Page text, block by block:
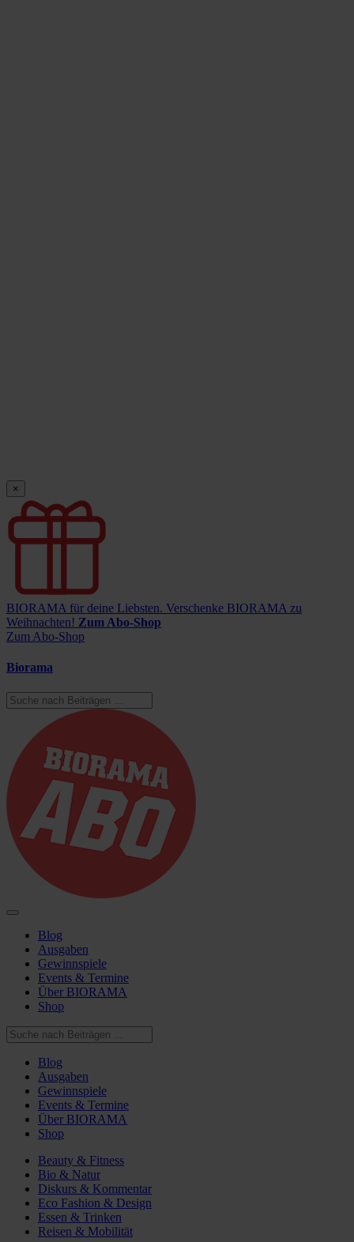
×
BIORAMA für deine Liebsten. Verschenke BIORAMA zu
Weihnachten! Zum Abo-Shop
Zum Abo-Shop
Biorama
Blog
Ausgaben
Gewinnspiele
Events & Termine
Über BIORAMA
Shop
Blog
Ausgaben
Gewinnspiele
Events & Termine
Über BIORAMA
Shop
Beauty & Fitness
Bio & Natur
Diskurs & Kommentar
Eco Fashion & Design
Essen & Trinken
Reisen & Mobilität